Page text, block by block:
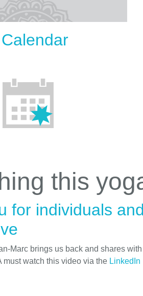
this
for individuals
Marc brings us back and shares
must watch this video via the LinkedIn